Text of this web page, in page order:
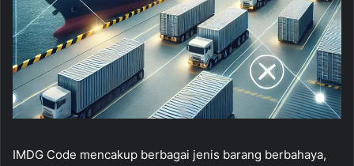
IMDG Code mencakup berbagai jenis barang berbahaya,